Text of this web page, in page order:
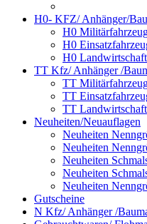
H0- KFZ/ Anhänger/
H0
H0
H0
TT Kfz/ Anhänger /
TT
TT
TT
Neuheiten/Neuauflagen
Neuheiten
Neuheiten
Neuheiten
Neuheiten
Neuheiten
Gutscheine
N Kfz/ Anhänger /